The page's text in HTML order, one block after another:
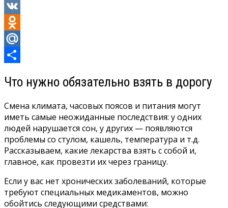
Twitter
VK
Odnoklassniki
Mail.Ru
Что нужно обязательно взять в дорогу
Смена климата, часовых поясов и питания могут
иметь самые неожиданные последствия: у одних
людей нарушается сон, у других — появляются
проблемы со стулом, кашель, температура и т.д.
Рассказываем, какие лекарства взять с собой и,
главное, как провезти их через границу.
Если у вас нет хронических заболеваний, которые
требуют специальных медикаментов, можно
обойтись следующими средствами: